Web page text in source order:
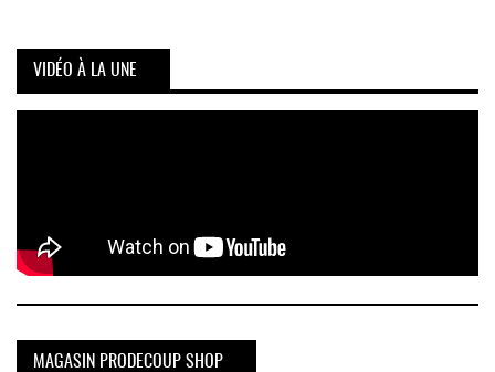
VIDÉO À LA UNE
MAGASIN PRODECOUP SHOP